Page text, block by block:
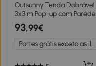
Outsunny Tenda Dobrável
3x3 m Pop-up com Parede
Lateral Proteção UPF50+
Empurre Central Altura
Ajustável Branco
93,99€
Portes grátis exceto as ilhas